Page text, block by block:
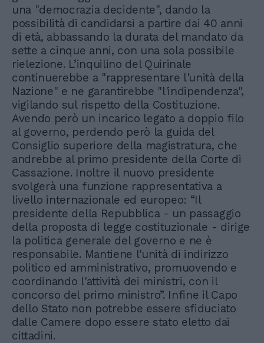
una "democrazia decidente", dando la
possibilità di candidarsi a partire dai 40 anni
di età, abbassando la durata del mandato da
sette a cinque anni, con una sola possibile
rielezione. L’inquilino del Quirinale
continuerebbe a "rappresentare l'unità della
Nazione" e ne garantirebbe "l'indipendenza",
vigilando sul rispetto della Costituzione.
Avendo però un incarico legato a doppio filo
al governo, perdendo però la guida del
Consiglio superiore della magistratura, che
andrebbe al primo presidente della Corte di
Cassazione. Inoltre il nuovo presidente
svolgerà una funzione rappresentativa a
livello internazionale ed europeo: “Il
presidente della Repubblica - un passaggio
della proposta di legge costituzionale - dirige
la politica generale del governo e ne è
responsabile. Mantiene l'unità di indirizzo
politico ed amministrativo, promuovendo e
coordinando l'attività dei ministri, con il
concorso del primo ministro”. Infine il Capo
dello Stato non potrebbe essere sfiduciato
dalle Camere dopo essere stato eletto dai
cittadini.